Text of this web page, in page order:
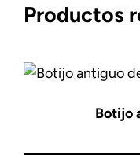
Productos
Botijo